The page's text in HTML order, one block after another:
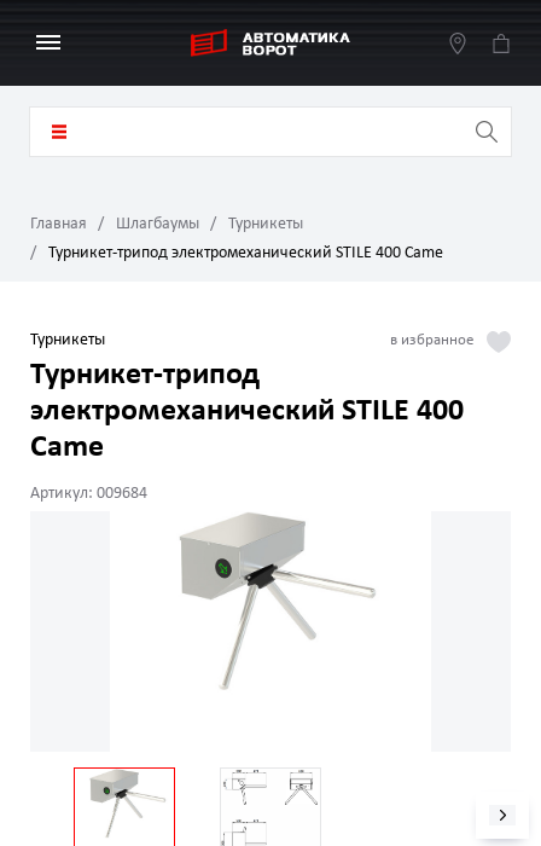
Главная Шлагбаумы
Турникеты
Турникет-трипод электромеханический STILE 400 Came
Турникеты
Турникет-трипод
электромеханический STILE 400
Came
Артикул: 009684